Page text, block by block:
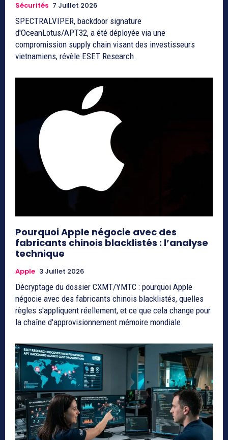
Sécurités 7 Juillet 2026
SPECTRALVIPER, backdoor signature
d'OceanLotus/APT32, a été déployée via une
compromission supply chain visant des investisseurs
vietnamiens, révèle ESET Research.
Pourquoi Apple négocie avec des
fabricants chinois blacklistés : l’analyse
technique
Apple 3 Juillet 2026
Décryptage du dossier CXMT/YMTC : pourquoi Apple
négocie avec des fabricants chinois blacklistés, quelles
règles s'appliquent réellement, et ce que cela change pour
la chaîne d'approvisionnement mémoire mondiale.